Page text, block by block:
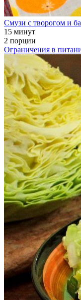
Смузи с творогом и
15 минут
2 порции
Ограничения в